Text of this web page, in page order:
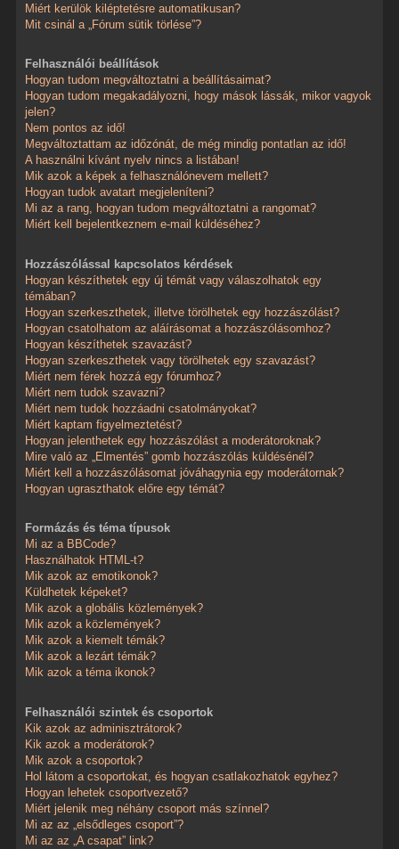
Miért kerülök kiléptetésre automatikusan?
Mit csinál a „Fórum sütik törlése”?
Felhasználói beállítások
Hogyan tudom megváltoztatni a beállításaimat?
Hogyan tudom megakadályozni, hogy mások lássák, mikor vagyok
jelen?
Nem pontos az idő!
Megváltoztattam az időzónát, de még mindig pontatlan az idő!
A használni kívánt nyelv nincs a listában!
Mik azok a képek a felhasználónevem mellett?
Hogyan tudok avatart megjeleníteni?
Mi az a rang, hogyan tudom megváltoztatni a rangomat?
Miért kell bejelentkeznem e-mail küldéséhez?
Hozzászólással kapcsolatos kérdések
Hogyan készíthetek egy új témát vagy válaszolhatok egy
témában?
Hogyan szerkeszthetek, illetve törölhetek egy hozzászólást?
Hogyan csatolhatom az aláírásomat a hozzászólásomhoz?
Hogyan készíthetek szavazást?
Hogyan szerkeszthetek vagy törölhetek egy szavazást?
Miért nem férek hozzá egy fórumhoz?
Miért nem tudok szavazni?
Miért nem tudok hozzáadni csatolmányokat?
Miért kaptam figyelmeztetést?
Hogyan jelenthetek egy hozzászólást a moderátoroknak?
Mire való az „Elmentés” gomb hozzászólás küldésénél?
Miért kell a hozzászólásomat jóváhagynia egy moderátornak?
Hogyan ugraszthatok előre egy témát?
Formázás és téma típusok
Mi az a BBCode?
Használhatok HTML-t?
Mik azok az emotikonok?
Küldhetek képeket?
Mik azok a globális közlemények?
Mik azok a közlemények?
Mik azok a kiemelt témák?
Mik azok a lezárt témák?
Mik azok a téma ikonok?
Felhasználói szintek és csoportok
Kik azok az adminisztrátorok?
Kik azok a moderátorok?
Mik azok a csoportok?
Hol látom a csoportokat, és hogyan csatlakozhatok egyhez?
Hogyan lehetek csoportvezető?
Miért jelenik meg néhány csoport más színnel?
Mi az az „elsődleges csoport”?
Mi az az „A csapat” link?